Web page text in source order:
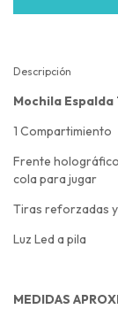
Descripción
Mochila Espalda
1 Compartimiento
Frente
cola para jugar
Tiras reforzadas
Luz Led a pila
MEDIDAS